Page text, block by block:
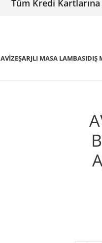
Tüm Kredi Kartlarına
AVIZEŞARJLI MASA LAMBASIDIŞ